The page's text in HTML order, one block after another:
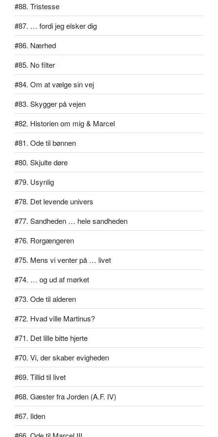
#88. Tristesse
#87. … fordi jeg elsker dig
#86. Nærhed
#85. No filter
#84. Om at vælge sin vej
#83. Skygger på vejen
#82. Historien om mig & Marcel
#81. Ode til bønnen
#80. Skjulte døre
#79. Usynlig
#78. Det levende univers
#77. Sandheden … hele sandheden
#76. Rorgængeren
#75. Mens vi venter på … livet
#74. … og ud af mørket
#73. Ode til alderen
#72. Hvad ville Martinus?
#71. Det lille bitte hjerte
#70. Vi, der skaber evigheden
#69. Tillid til livet
#68. Gæster fra Jorden (A.F. IV)
#67. Ilden